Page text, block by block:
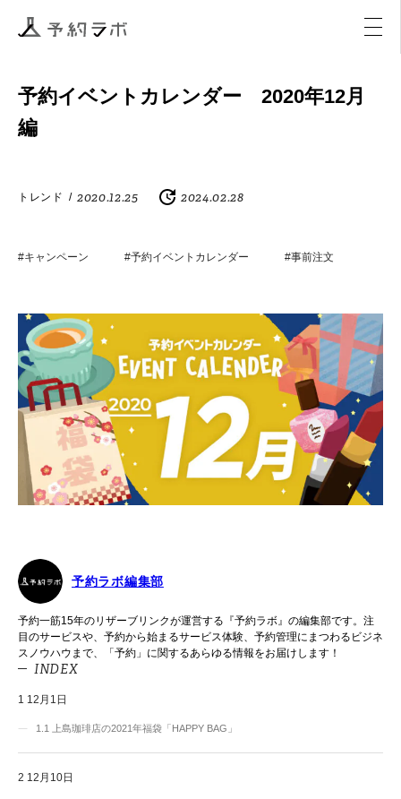
アクティビティ
予約イベントカレンダー 2020年12月
編
トレンド / 2020.12.25 2024.02.28
#キャンペーン #予約イベントカレンダー #事前注文
予約ラボ編集部
予約一筋15年のリザーブリンクが運営する『予約ラボ』の編集部です。注
目のサービスや、予約から始まるサービス体験、予約管理にまつわるビジネ
スノウハウまで、「予約」に関するあらゆる情報をお届けします！
INDEX
1 12月1日
1.1 上島珈琲店の2021年福袋「HAPPY BAG」
2 12月10日